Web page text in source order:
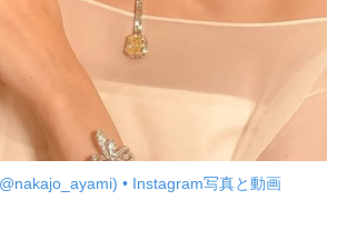
• Instagram写真と動画